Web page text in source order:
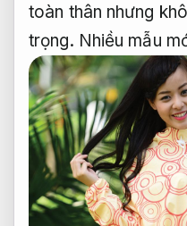
toàn thân nhưng
trọng. Nhiều mẫu